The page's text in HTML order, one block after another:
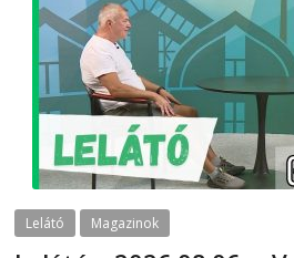
Lelátó Magazinok